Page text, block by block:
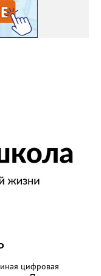
цифровая